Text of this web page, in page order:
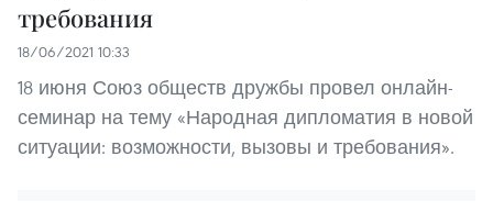
требования
18/06/2021 10:33
18 июня Союз обществ дружбы провел онлайн-
семинар на тему «Народная дипломатия в новой
ситуации: возможности, вызовы и требования».